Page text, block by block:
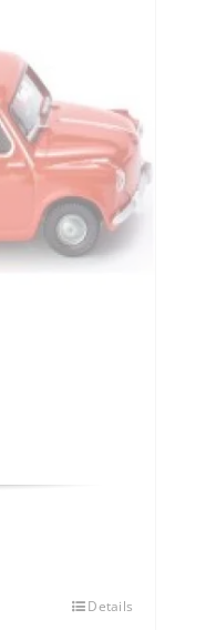
Details